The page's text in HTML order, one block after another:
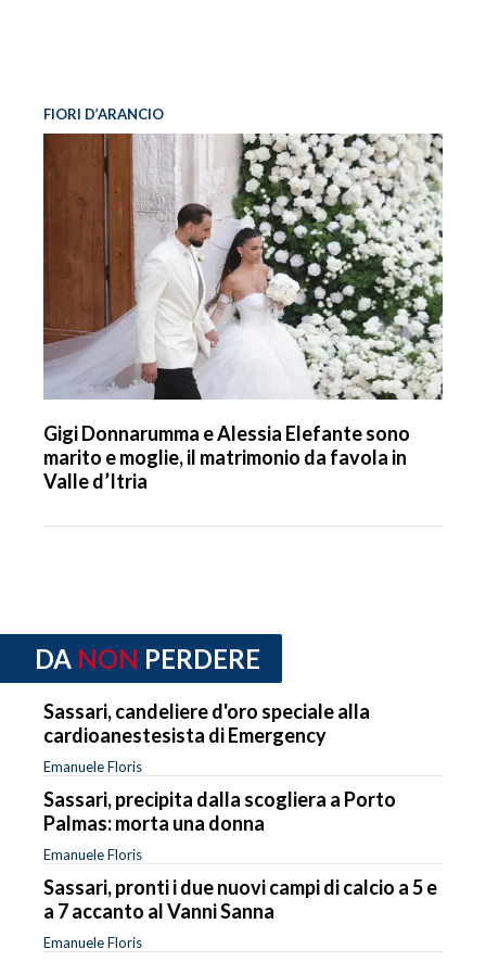
FIORI D’ARANCIO
Gigi Donnarumma e Alessia Elefante sono
marito e moglie, il matrimonio da favola in
Valle d’Itria
DA NON PERDERE
Sassari, candeliere d'oro speciale alla
cardioanestesista di Emergency
Emanuele Floris
Sassari, precipita dalla scogliera a Porto
Palmas: morta una donna
Emanuele Floris
Sassari, pronti i due nuovi campi di calcio a 5 e
a 7 accanto al Vanni Sanna
Emanuele Floris